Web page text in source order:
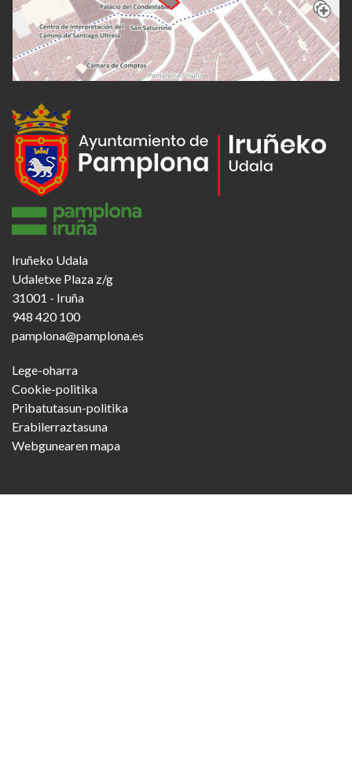
Iruñeko Udala
Udaletxe Plaza z/g
31001 - Iruña
948 420 100
pamplona@pamplona.es
Footer
menu
Lege-oharra
Cookie-politika
Pribatutasun-politika
Erabilerraztasuna
Webgunearen mapa